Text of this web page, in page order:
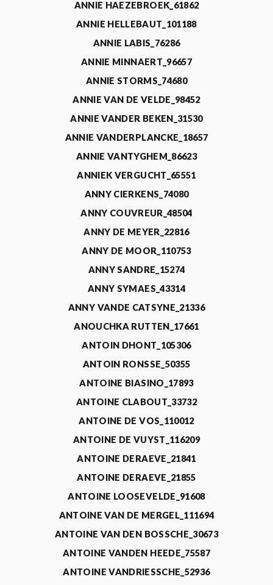
ANNIE HAEZEBROEK_61862
ANNIE HELLEBAUT_101188
ANNIE LABIS_76286
ANNIE MINNAERT_96657
ANNIE STORMS_74680
ANNIE VAN DE VELDE_98452
ANNIE VANDER BEKEN_31530
ANNIE VANDERPLANCKE_18657
ANNIE VANTYGHEM_86623
ANNIEK VERGUCHT_65551
ANNY CIERKENS_74080
ANNY COUVREUR_48504
ANNY DE MEYER_22816
ANNY DE MOOR_110753
ANNY SANDRE_15274
ANNY SYMAES_43314
ANNY VANDE CATSYNE_21336
ANOUCHKA RUTTEN_17661
ANTOIN DHONT_105306
ANTOIN RONSSE_50355
ANTOINE BIASINO_17893
ANTOINE CLABOUT_33732
ANTOINE DE VOS_110012
ANTOINE DE VUYST_116209
ANTOINE DERAEVE_21841
ANTOINE DERAEVE_21855
ANTOINE LOOSEVELDE_91608
ANTOINE VAN DE MERGEL_111694
ANTOINE VAN DEN BOSSCHE_30673
ANTOINE VANDEN HEEDE_75587
ANTOINE VANDRIESSCHE_52936